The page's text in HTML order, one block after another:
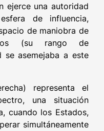
ejerce una autoridad
de influencia,
de maniobra de
(su rango de
se asemejaba a este
representa el
una situación
cuando los Estados,
simultáneamente